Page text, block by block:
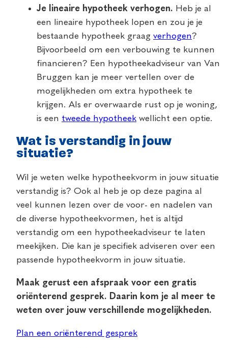
Je lineaire hypotheek verhogen. Heb je al
een lineaire hypotheek lopen en zou je je
bestaande hypotheek graag verhogen?
Bijvoorbeeld om een verbouwing te kunnen
financieren? Een hypotheekadviseur van Van
Bruggen kan je meer vertellen over de
mogelijkheden om extra hypotheek te
krijgen. Als er overwaarde rust op je woning,
is een tweede hypotheek wellicht een optie.
Wat is verstandig in jouw
situatie?
Wil je weten welke hypotheekvorm in jouw situatie
verstandig is? Ook al heb je op deze pagina al
veel kunnen lezen over de voor- en nadelen van
de diverse hypotheekvormen, het is altijd
verstandig om een hypotheekadviseur te laten
meekijken. Die kan je specifiek adviseren over een
passende hypotheekvorm in jouw situatie.
Maak gerust een afspraak voor een gratis
oriënterend gesprek. Daarin kom je al meer te
weten over jouw verschillende mogelijkheden.
Plan een oriënterend gesprek